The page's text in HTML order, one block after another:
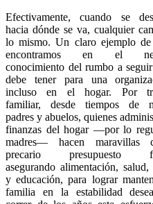
Efectivamente, cuando se
hacia dónde se va, cualquier
lo mismo. Un claro ejemplo
encontramos en el
conocimiento del rumbo a
debe tener para una
incluso en el hogar. Por
familiar, desde tiempos de
padres y abuelos, quienes
finanzas del hogar —por lo
madres— hacen maravillas
precario presupuesto
asegurando alimentación, salud,
y educación, para lograr
familia en la estabilidad